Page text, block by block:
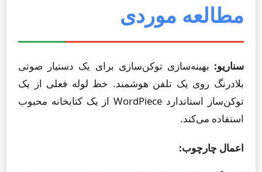
مطالعه موردی
سناریو: بهینه‌سازی توکن‌سازی برای یک دستیار صوتی
بلادرنگ روی یک تلفن هوشمند. خط لوله فعلی از یک
توکن‌ساز استاندارد WordPiece از یک کتابخانه محبوب
استفاده می‌کند.
اعمال چارچوب: